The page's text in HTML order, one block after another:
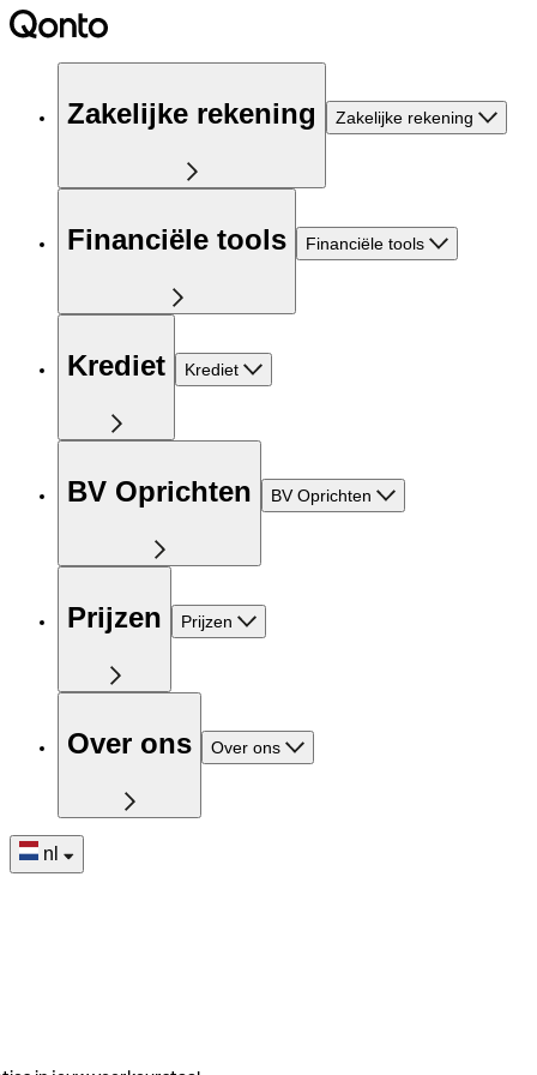
Zakelijke rekening Zakelijke rekening
Financiële tools Financiële tools
Krediet Krediet
BV Oprichten BV Oprichten
Prijzen Prijzen
Over ons Over ons
nl